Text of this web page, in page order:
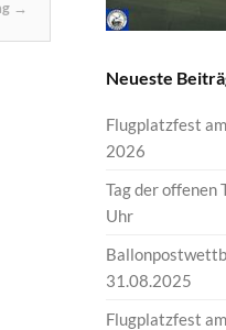
→
Neueste
Flugplatzfest
2026
Tag der offenen
Uhr
31.08.2025
Flugplatzfest